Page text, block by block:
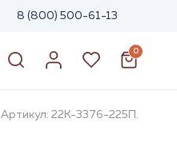
8 (800) 500-61-13
0
Артикул: 22К-3376-225П.